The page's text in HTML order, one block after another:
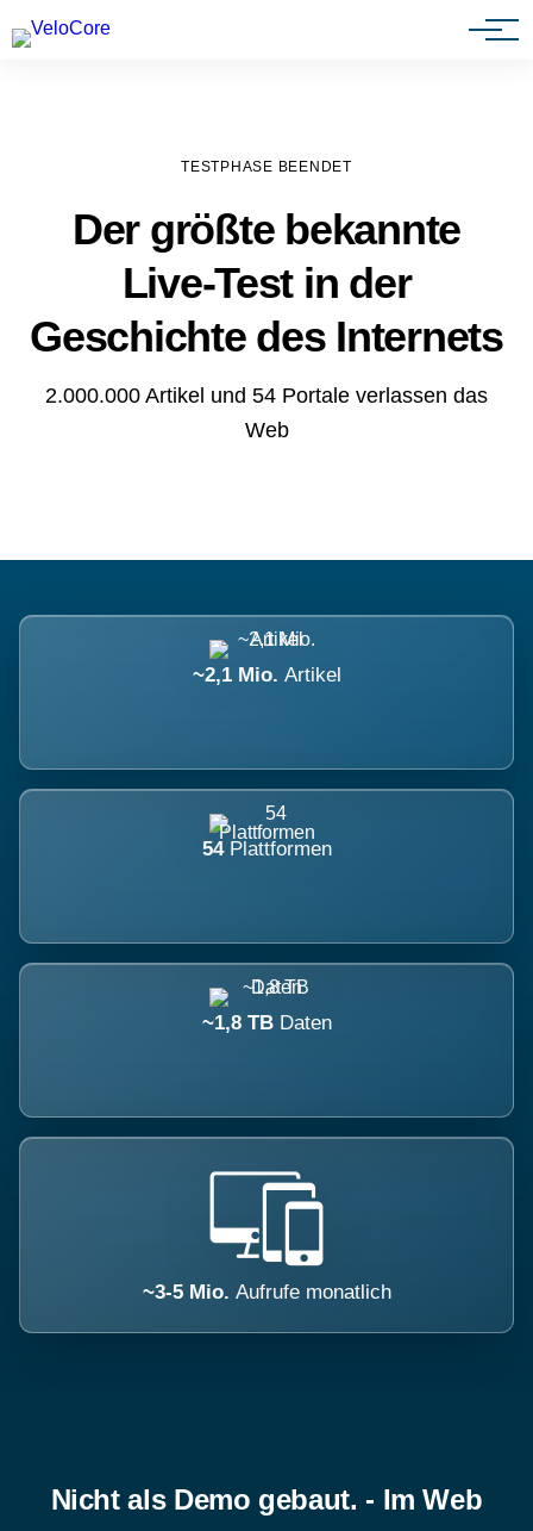
Agenturen & Webdesigner
TESTPHASE BEENDET
Der größte bekannte
Live-Test in der
Geschichte des Internets
2.000.000 Artikel und 54 Portale verlassen das
Web
~2,1 Mio. Artikel
54 Plattformen
~1,8 TB Daten
~3-5 Mio. Aufrufe monatlich
Nicht als Demo gebaut. - Im Web